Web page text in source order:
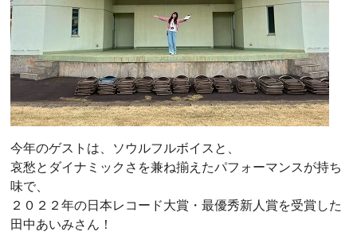
今年のゲストは、ソウルフルボイスと、
哀愁とダイナミックさを兼ね揃えたパフォーマンスが持ち
味で、
２０２２年の日本レコード大賞・最優秀新人賞を受賞した
田中あいみさん！